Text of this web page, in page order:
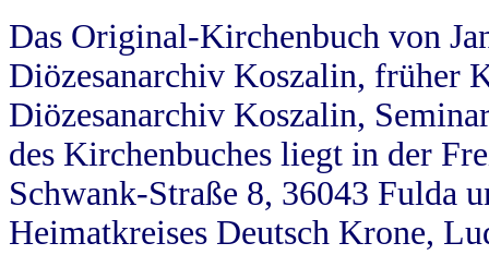
Das Original-Kirchenbuch von
Diözesanarchiv Koszalin, früher
Diözesanarchiv Koszalin,
des Kirchenbuches liegt in der
Schwank-Straße 8, 36043 Fulda
Heimatkreises Deutsch Krone,